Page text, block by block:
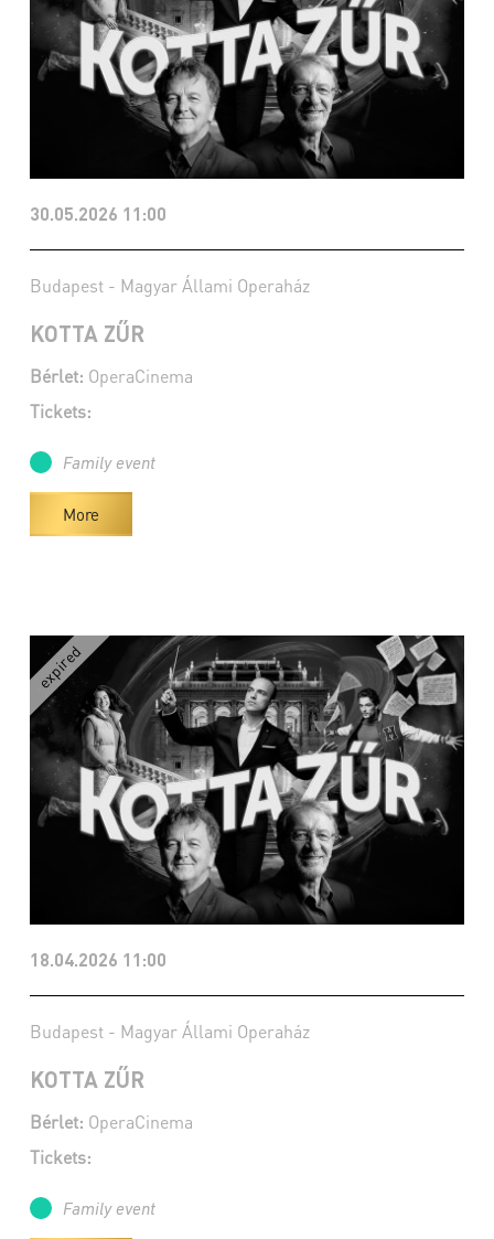
30.05.2026 11:00
Budapest - Magyar Állami Operaház
KOTTA ZŰR
Bérlet: OperaCinema
Tickets:
Family event
More
18.04.2026 11:00
Budapest - Magyar Állami Operaház
KOTTA ZŰR
Bérlet: OperaCinema
Tickets:
Family event